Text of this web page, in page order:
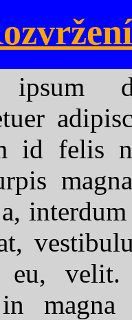
ipsum
id felis
eu,
magna